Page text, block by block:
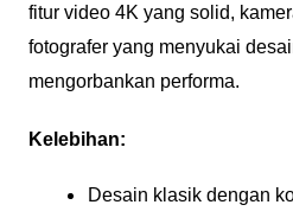
fitur video 4K yang solid,
fotografer yang menyukai
mengorbankan performa.
Kelebihan:
Desain klasik dengan